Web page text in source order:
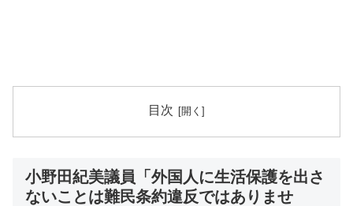
目次
小野田紀美議員「外国人に生活保護を出さ
ないことは難民条約違反ではありませ